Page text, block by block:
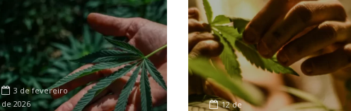
3 de fevereiro
de 2026
12 de